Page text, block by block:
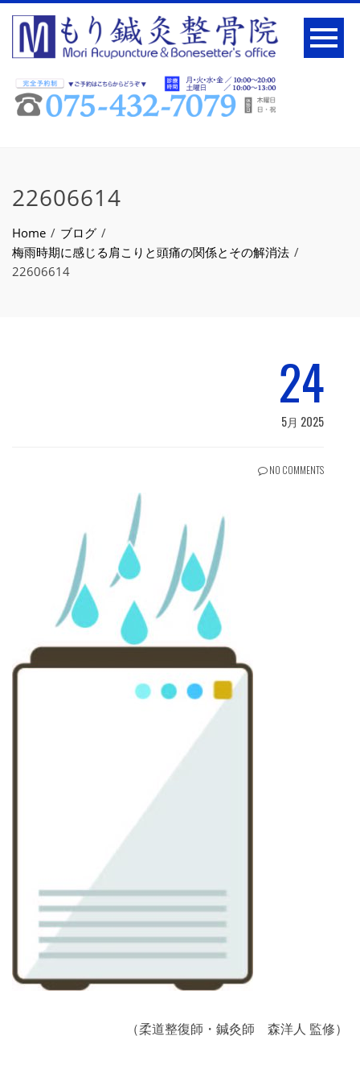
22606614
Home
ブログ
梅雨時期に感じる肩こりと頭痛の関係とその解消法
22606614
24
5月 2025
NO COMMENTS
（柔道整復師・鍼灸師 森洋人 監修）